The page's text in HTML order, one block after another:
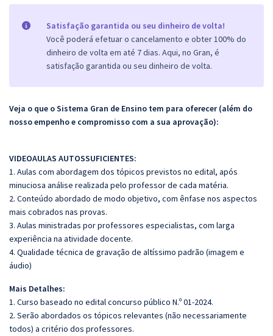
Satisfação garantida ou seu dinheiro de volta!
Você poderá efetuar o cancelamento e obter 100% do
dinheiro de volta em até 7 dias. Aqui, no Gran, é
satisfação garantida ou seu dinheiro de volta.
Veja o que o Sistema Gran de Ensino tem para oferecer (além do
nosso empenho e compromisso com a sua aprovação):
VIDEOAULAS AUTOSSUFICIENTES:
1. Aulas com abordagem dos tópicos previstos no edital, após
minuciosa análise realizada pelo professor de cada matéria.
2. Conteúdo abordado de modo objetivo, com ênfase nos aspectos
mais cobrados nas provas.
3. Aulas ministradas por professores especialistas, com larga
experiência na atividade docente.
4. Qualidade técnica de gravação de altíssimo padrão (imagem e
áudio)
Mais Detalhes:
1. Curso baseado no edital concurso público N.º 01-2024.
2. Serão abordados os tópicos relevantes (não necessariamente
todos) a critério dos professores.